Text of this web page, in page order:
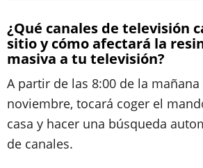
¿Qué canales de televisión
sitio y cómo afectará la
masiva a tu televisión?
A partir de las 8:00 de la
noviembre, tocará coger el
casa y hacer una búsqueda
de canales.